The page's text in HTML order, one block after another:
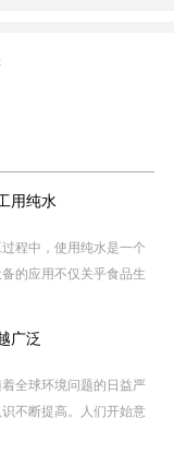
用纯水
程中，使用纯水是一个
的应用不仅关乎食品生
广泛
全球环境问题的日益严
不断提高。人们开始意